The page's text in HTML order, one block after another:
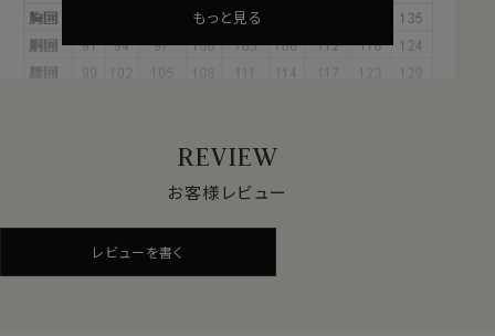
これらの特長を備えた高機能素材が、ポリエステル
●通年快適な着用感を求める方へ
クールマックス®オールシーズン・ファブリックは、暑いと
きにはドライに、寒いときには暖かい。
通年着用するビジネスシャツに適した素材です。
もっと見る
REVIEW
お客様レビュー
レビューを書く